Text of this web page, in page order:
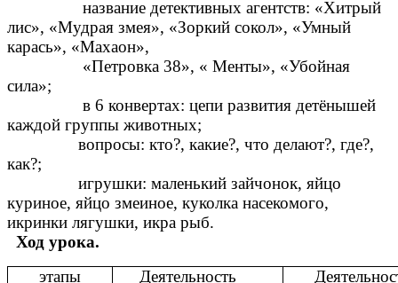
название детективных агентств: «Хитрый
лис», «Мудрая змея», «Зоркий сокол», «Умный
карась», «Махаон»,
«Петровка 38», « Менты», «Убойная
сила»;
в 6 конвертах: цепи развития детёнышей
каждой группы животных;
вопросы: кто?, какие?, что делают?, где?,
как?;
игрушки: маленький зайчонок, яйцо
куриное, яйцо змеиное, куколка насекомого,
икринки лягушки, икра рыб.
Ход урока.
этапы
Деятельность